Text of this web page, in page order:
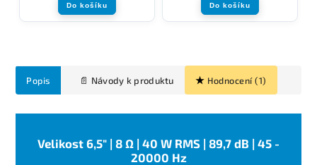
Do košíku Do košíku
Popis Hodnocení (1)
Velikost 6,5" | 8 Ω | 40 W RMS | 89,7 dB | 45 -
20000 Hz